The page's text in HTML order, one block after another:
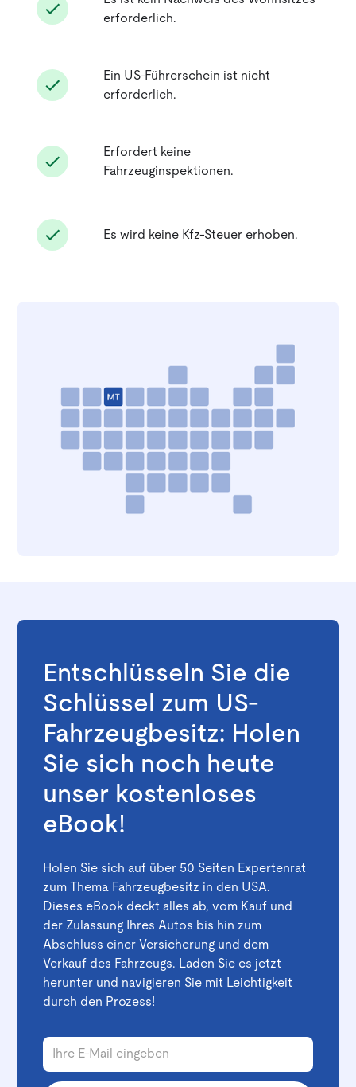
erforderlich.
Ein US-Führerschein ist nicht
erforderlich.
Erfordert keine
Fahrzeuginspektionen.
Es wird keine Kfz-Steuer erhoben.
Entschlüsseln Sie die
Schlüssel zum US-
Fahrzeugbesitz: Holen
Sie sich noch heute
unser kostenloses
eBook!
Holen Sie sich auf über 50 Seiten Expertenrat
zum Thema Fahrzeugbesitz in den USA.
Dieses eBook deckt alles ab, vom Kauf und
der Zulassung Ihres Autos bis hin zum
Abschluss einer Versicherung und dem
Verkauf des Fahrzeugs. Laden Sie es jetzt
herunter und navigieren Sie mit Leichtigkeit
durch den Prozess!